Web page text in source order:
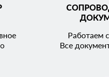
Работаем
Все